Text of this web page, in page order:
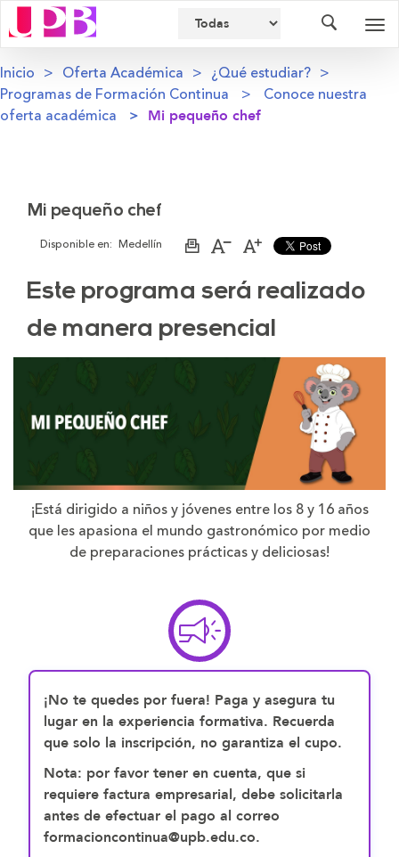
Inicio Oferta Académica
¿Qué estudiar?
Programas de Formación Continua
Conoce nuestra
oferta académica
Mi pequeño chef
Mi pequeño chef
Disponible en: Medellín
ImprimirAumentar
de
la
letra
Disminuir
de
la
letra
Este programa será realizado
de manera presencial
¡Está dirigido a niños y jóvenes entre los 8 y 16 años
que les apasiona el mundo gastronómico por medio
de preparaciones prácticas y deliciosas!
¡No te quedes por fuera! Paga y asegura tu
lugar en la experiencia formativa. Recuerda
que solo la inscripción, no garantiza el cupo.
Nota: por favor tener en cuenta, que si
requiere factura empresarial, debe solicitarla
antes de efectuar el pago al correo
formacioncontinua@upb.edu.co.